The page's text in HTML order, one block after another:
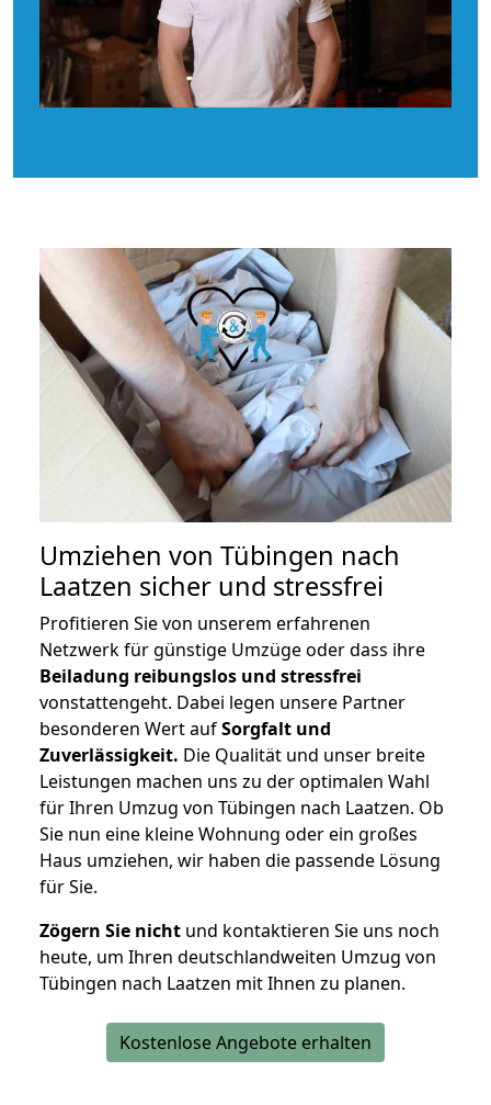
Umziehen von Tübingen nach
Laatzen sicher und stressfrei
Profitieren Sie von unserem erfahrenen
Netzwerk für günstige Umzüge oder dass ihre
Beiladung reibungslos und stressfrei
vonstattengeht. Dabei legen unsere Partner
besonderen Wert aufSorgfalt und
Zuverlässigkeit. Die Qualität und unser breite
Leistungen machen uns zu der optimalen Wahl
für Ihren Umzug von Tübingen nach Laatzen. Ob
Sie nun eine kleine Wohnung oder ein großes
Haus umziehen, wir haben die passende Lösung
für Sie.
Zögern Sie nicht und kontaktieren Sie uns noch
heute, um Ihren deutschlandweiten Umzug von
Tübingen nach Laatzen mit Ihnen zu planen.
Kostenlose Angebote erhalten